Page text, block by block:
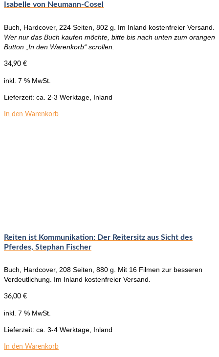
Isabelle von Neumann-Cosel
Buch, Hardcover, 224 Seiten, 802 g. Im Inland kostenfreier Versand.
Wer nur das Buch kaufen möchte, bitte bis nach unten zum orangen
Button „In den Warenkorb“ scrollen.
34,90 €
inkl. 7 % MwSt.
Lieferzeit: ca. 2-3 Werktage, Inland
In den Warenkorb
Reiten ist Kommunikation: Der Reitersitz aus Sicht des
Pferdes, Stephan Fischer
Buch, Hardcover, 208 Seiten, 880 g. Mit 16 Filmen zur besseren
Verdeutlichung. Im Inland kostenfreier Versand.
36,00 €
inkl. 7 % MwSt.
Lieferzeit: ca. 3-4 Werktage, Inland
In den Warenkorb